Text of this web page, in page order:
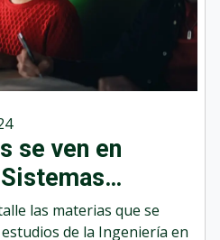
se ven en
las materias que se
de la Ingeniería en